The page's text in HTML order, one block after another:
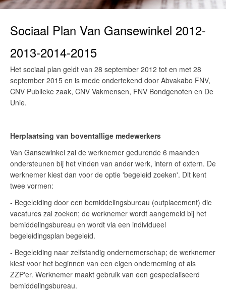
Sociaal Plan Van Gansewinkel 2012-
2013-2014-2015
Het sociaal plan geldt van 28 september 2012 tot en met 28
september 2015 en is mede ondertekend door Abvakabo FNV,
CNV Publieke zaak, CNV Vakmensen, FNV Bondgenoten en De
Unie.
Herplaatsing van boventallige medewerkers
Van Gansewinkel zal de werknemer gedurende 6 maanden
ondersteunen bij het vinden van ander werk, intern of extern. De
werknemer kiest dan voor de optie 'begeleid zoeken'. Dit kent
twee vormen:
- Begeleiding door een bemiddelingsbureau (outplacement) die
vacatures zal zoeken; de werknemer wordt aangemeld bij het
bemiddelingsbureau en wordt via een individueel
begeleidingsplan begeleid.
- Begeleiding naar zelfstandig ondernemerschap; de werknemer
kiest voor het beginnen van een eigen onderneming of als
ZZP'er. Werknemer maakt gebruik van een gespecialiseerd
bemiddelingsbureau.